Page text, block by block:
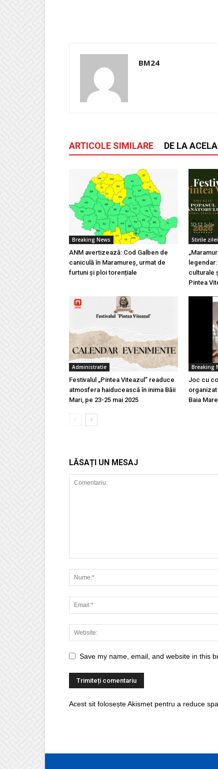
BM24
ARTICOLE SIMILARE DE LA
Breaking News
ANM avertizează: Cod Galben de
caniculă în Maramureș, urmat de
furtuni și ploi torențiale
Stirile zilei
culturale
Pintea
Administratie
Festivalul „Pintea Viteazul” readuce
atmosfera haiducească în inima Băii
Mari, pe 23-25 mai 2025
Breaking
Joc cu
Baia Mare
LĂSAȚI UN MESAJ
Save my name, email, and website in this
Acest sit folosește Akismet pentru a reduce